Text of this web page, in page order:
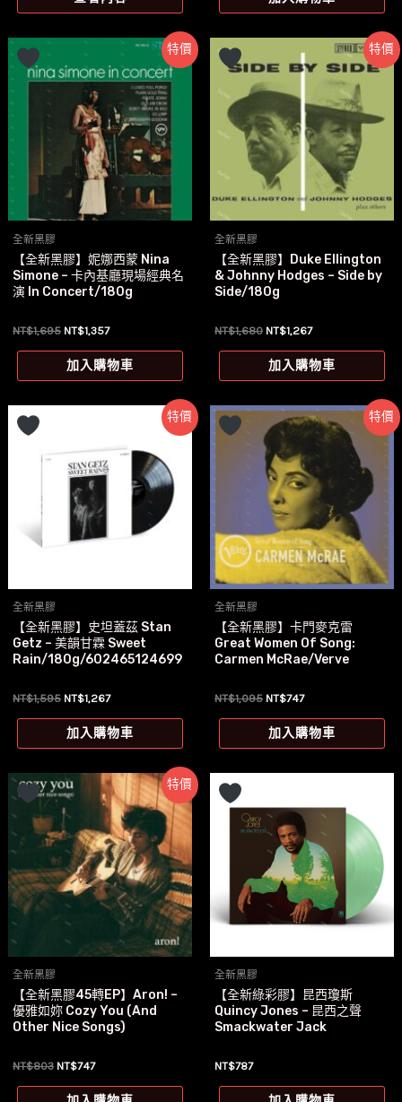
格：
格：
格：
格：
特價
全新黑膠
【全新黑膠】妮娜西蒙 Nina
Simone – 卡內基廳現場經典名
演 In Concert/180g
NT$1,695 原
價
格：
NT$1,357目
價
格：
加入購物車
特價
全新黑膠
【全新黑膠】Duke Ellington
& Johnny Hodges – Side by
Side/180g
NT$1,680 原
價
格：
NT$1,267目
價
格：
加入購物車
特價
全新黑膠
【全新黑膠】史坦蓋茲 Stan
Getz – 美韻甘霖 Sweet
Rain/180g/602465124699
NT$1,595 原
價
格：
NT$1,267目
價
格：
加入購物車
特價
全新黑膠
【全新黑膠】卡門麥克雷
Great Women Of Song:
Carmen McRae/Verve
NT$1,095 原
價
格：
NT$747目
價
格：
加入購物車
特價
全新黑膠
【全新黑膠45轉EP】Aron! –
優雅如妳 Cozy You (And
Other Nice Songs)
NT$803 原
價
NT$747目
價
全新黑膠
【全新綠彩膠】昆西瓊斯
Quincy Jones – 昆西之聲
Smackwater Jack
NT$787